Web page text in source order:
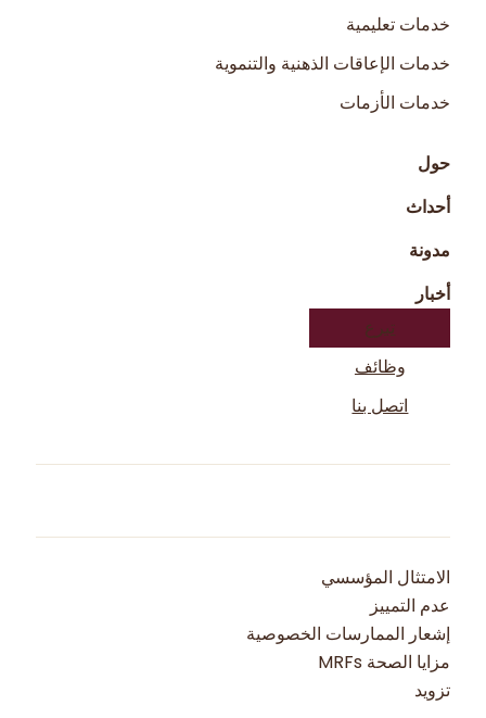
خدمات تعليمية
خدمات الإعاقات الذهنية والتنموية
خدمات الأزمات
حول
أحداث
مدونة
أخبار
تبرع
وظائف
اتصل بنا
الامتثال المؤسسي
عدم التمييز
إشعار الممارسات الخصوصية
مزايا الصحة MRFs
تزويد